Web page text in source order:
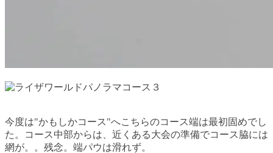
今度は"かもしかコース"へこちらのコース端は最初固めでし
た。コース中部からは、近くある大会の準備でコース脇には
網が。。残念。端パウは滑れず。